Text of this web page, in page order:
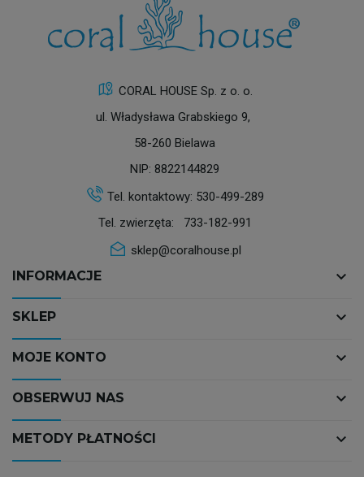
CORAL HOUSE Sp. z o. o.
ul. Władysława Grabskiego 9,
58-260 Bielawa
NIP: 8822144829
Tel. kontaktowy: 530-499-289
Tel. zwierzęta: 733-182-991
sklep@coralhouse.pl
INFORMACJE keyboard_arrow_down
SKLEP keyboard_arrow_down
MOJE KONTO keyboard_arrow_down
OBSERWUJ NAS keyboard_arrow_down
METODY PŁATNOŚCI keyboard_arrow_down